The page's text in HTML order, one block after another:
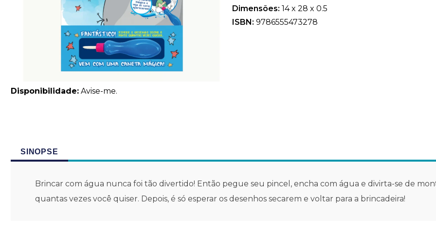
Disponibilidade: Avise-me.
Dimensões: 14 x 28 x 0.5
ISBN: 9786555473278
SINOPSE
Brincar com água nunca foi tão divertido! Então pegue seu pincel, encha com água e divirta-se de
quantas vezes você quiser. Depois, é só esperar os desenhos secarem e voltar para a brincadeira!